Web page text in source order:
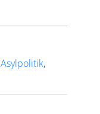
Asylpolitik,